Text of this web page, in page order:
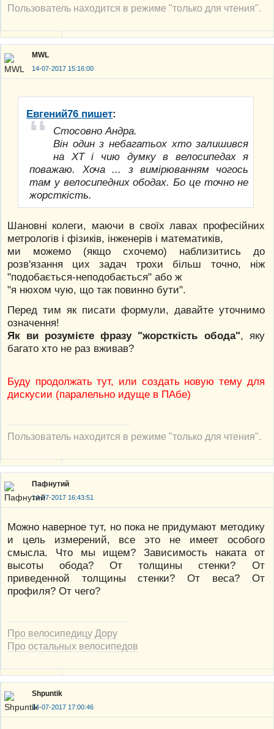
Пользователь находится в режиме "только для чтения".
MWL
14-07-2017 15:16:00
Евгений76 пишет:
Стосовно Андра.
Він один з небагатьох хто залишився
на ХТ і чию думку в велосипедах я
поважаю. Хоча ... з вимірюванням чогось
там у велосипедних ободах. Бо це точно не
жорсткість.
Шановні колеги, маючи в своїх лавах професійних
метрологів і фізиків, інженерів і математиків,
ми можемо (якщо схочемо) наблизитись до
розв'язання цих задач трохи більш точно, ніж
"подобається-неподобається" або ж
"я нюхом чую, що так повинно бути".
Перед тим як писати формули, давайте уточнимо
означення!
Як ви розумієте фразу "жорсткість обода", яку
багато хто не раз вживав?
Буду продолжать тут, или создать новую тему для
дискусии (паралельно идуще в ПАбе)
Пользователь находится в режиме "только для чтения".
Пафнутий
14-07-2017 16:43:51
Можно наверное тут, но пока не придумают методику
и цель измерений, все это не имеет особого
смысла. Что мы ищем? Зависимость наката от
высоты обода? От толщины стенки? От
приведенной толщины стенки? От веса? От
профиля? От чего?
Про велосипедицу Дору
Про остальных велосипедов
Shpuntik
14-07-2017 17:00:46